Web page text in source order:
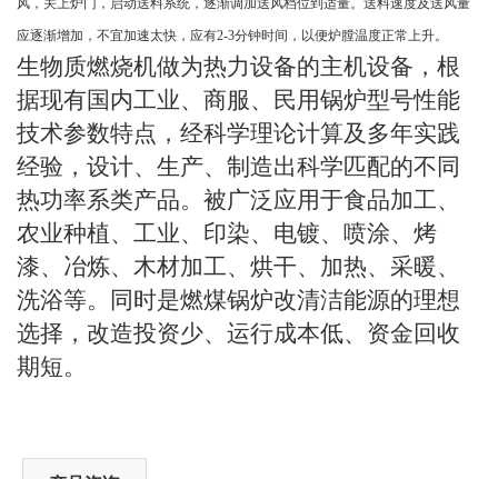
风，关上炉门，启动送料系统，逐渐调加送风档位到适量。送料速度及送风量
应逐渐增加，不宜加速太快，应有2-3分钟时间，以便炉膛温度正常上升。
生物质燃烧机做为热力设备的主机设备，根
据现有国内工业、商服、民用锅炉型号性能
技术参数特点，经科学理论计算及多年实践
经验，设计、生产、制造出科学匹配的不同
热功率系类产品。被广泛应用于食品加工、
农业种植、工业、印染、电镀、喷涂、烤
漆、冶炼、木材加工、烘干、加热、采暖、
洗浴等。同时是燃煤锅炉改清洁能源的理想
选择，改造投资少、运行成本低、资金回收
期短。